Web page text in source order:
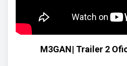
M3GAN| Trailer 2